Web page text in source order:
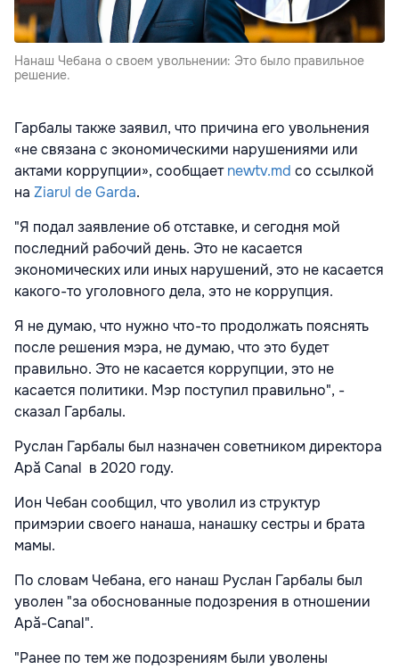
Нанаш Чебана о своем увольнении: Это было правильное
решение.
Гарбалы также заявил, что причина его увольнения
«не связана с экономическими нарушениями или
актами коррупции», сообщаетnewtv.md со ссылкой
на Ziarul de Garda.
"Я подал заявление об отставке, и сегодня мой
последний рабочий день. Это не касается
экономических или иных нарушений, это не касается
какого-то уголовного дела, это не коррупция.
Я не думаю, что нужно что-то продолжать пояснять
после решения мэра, не думаю, что это будет
правильно. Это не касается коррупции, это не
касается политики. Мэр поступил правильно", -
сказал Гарбалы.
Руслан Гарбалы был назначен советником директора
Apă Canal в 2020 году.
Ион Чебан сообщил, что уволил из структур
примэрии своего нанаша, нанашку сестры и брата
мамы.
По словам Чебана, его нанаш Руслан Гарбалы был
уволен "за обоснованные подозрения в отношении
Apă-Canal".
"Ранее по тем же подозрениям были уволены